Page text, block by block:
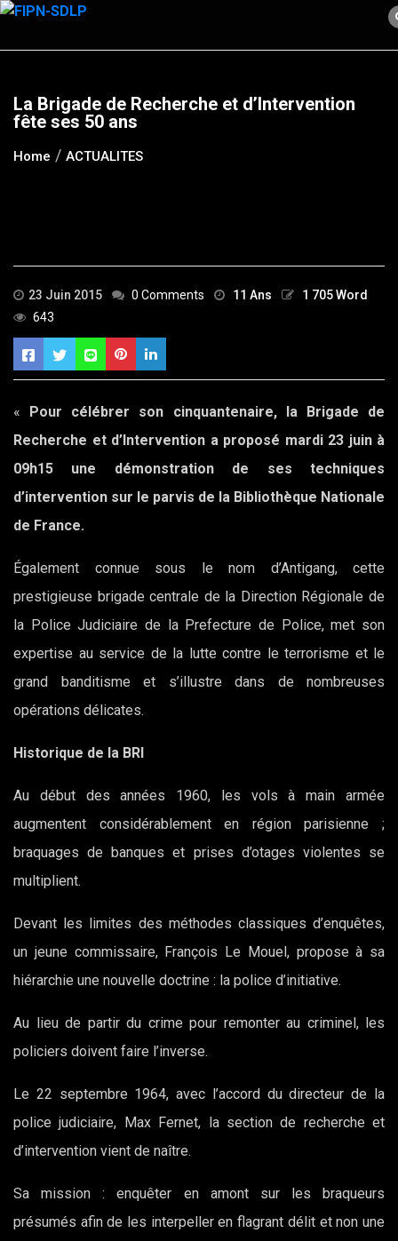
Skip
content
La Brigade de Recherche et d’Intervention
fête ses 50 ans
Home ACTUALITES
23 Juin 2015 0 Comments 11 Ans
1 705 Word
643
«
Pour célébrer son cinquantenaire, la Brigade de
Recherche et d’Intervention a proposé mardi 23 juin à
09h15 une démonstration de ses techniques
d’intervention sur le parvis de la Bibliothèque Nationale
de France.
Également connue sous le nom d’Antigang, cette
prestigieuse brigade centrale de la Direction Régionale de
la Police Judiciaire de la Prefecture de Police, met son
expertise au service de la lutte contre le terrorisme et le
grand banditisme et s’illustre dans de nombreuses
opérations délicates.
Historique de la BRI
Au début des années 1960, les vols à main armée
augmentent considérablement en région parisienne ;
braquages de banques et prises d’otages violentes se
multiplient.
Devant les limites des méthodes classiques d’enquêtes,
un jeune commissaire, François Le Mouel, propose à sa
hiérarchie une nouvelle doctrine : la police d’initiative.
Au lieu de partir du crime pour remonter au criminel, les
policiers doivent faire l’inverse.
Le 22 septembre 1964, avec l’accord du directeur de la
police judiciaire, Max Fernet, la section de recherche et
d’intervention vient de naître.
Sa mission : enquêter en amont sur les braqueurs
présumés afin de les interpeller en flagrant délit et non une